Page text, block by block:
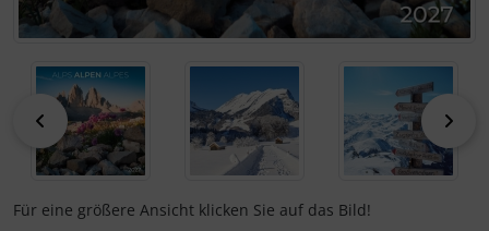
zurück
Für eine größere Ansicht klicken Sie auf das Bild!